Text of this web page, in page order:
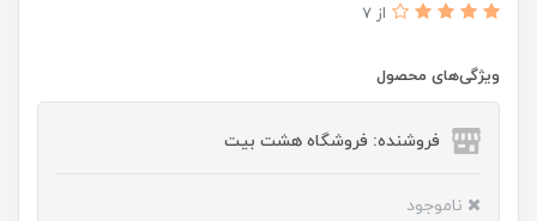
از 7
ویژگی‌های محصول
فروشنده: فروشگاه هشت بیت
ناموجود